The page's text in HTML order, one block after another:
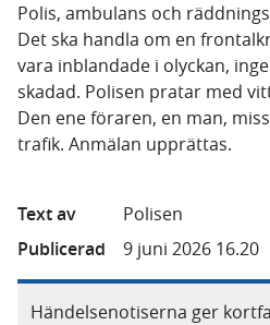
Polis, ambulans och
Det ska handla om en
vara inblandade i olyckan,
skadad. Polisen pratar med
Den ene föraren, en man,
trafik. Anmälan upprättas.
Text av
Polisen
Publicerad
9 juni 2026 16.20
Händelsenotiserna ger